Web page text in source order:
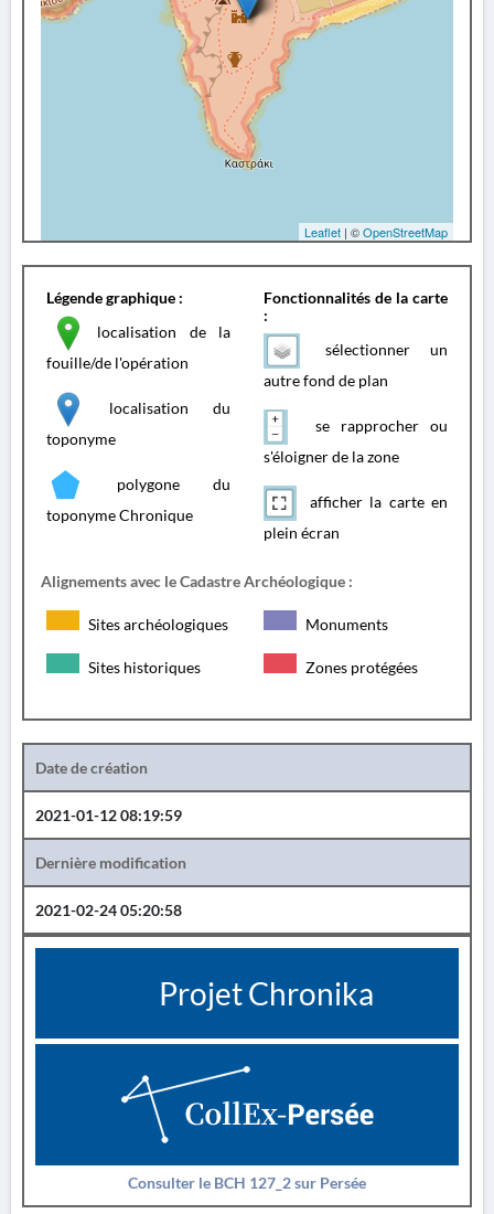
Leaflet | ©OpenStreetMap
Légende graphique :
localisation de la
fouille/de l'opération
localisation du
toponyme
polygone du
toponyme Chronique
Fonctionnalités de la carte
:
sélectionner un
autre fond de plan
se rapprocher ou
s'éloigner de la zone
afficher la carte en
plein écran
Alignements avec le Cadastre Archéologique :
Sites archéologiques Monuments
Sites historiques Zones protégées
Date de création
2021-01-12 08:19:59
Dernière modification
2021-02-24 05:20:58
Projet Chronika
Consulter le BCH 127_2 sur Persée